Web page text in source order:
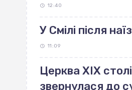
12:40
У Смілі після
11:09
Церква ХІХ
звернулася до